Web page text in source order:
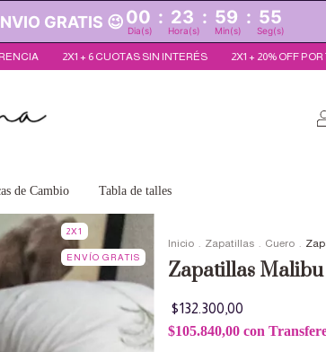
GRATIS 😉00 : 23 : 59 : 52
Dia(s) Hora(s) Min(s) Seg(s)
2X1 + 20% OFF POR TRANSFERENCIA 2X1 + 6
de Cambio Tabla de talles
2X1
ENVÍO GRATIS
Inicio . Zapatillas . Cuero .
Zapatillas
$132.300,00
$105.840,00 con